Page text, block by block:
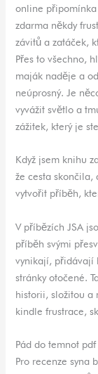
online
zdarma někdy
závitů a zatáček,
Přes to všechno,
maják naděje a
neúprosný. Je
vyvážit světlo a
zážitek, který je
Když jsem knihu
že cesta skončila,
vytvořit příběh,
V příbězích JSA
příběh svými
vynikají, přidávají
stránky otočené.
historii, složitou a
kindle frustrace,
Pád do temnot pdf
Pro recenze syna